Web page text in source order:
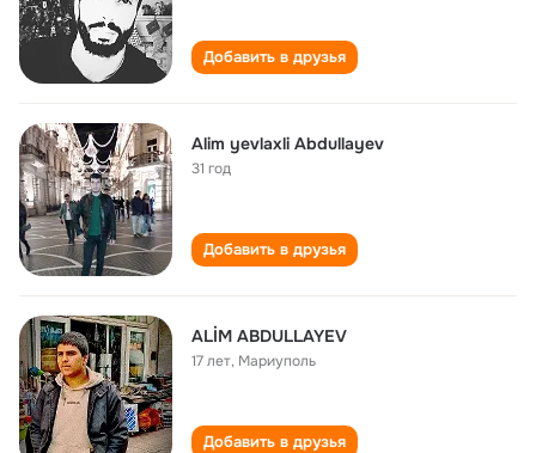
Добавить в друзья
Alim yevlaxli Abdullayev
31 год
Добавить в друзья
ALİM ABDULLAYEV
17 лет, Мариуполь
Добавить в друзья